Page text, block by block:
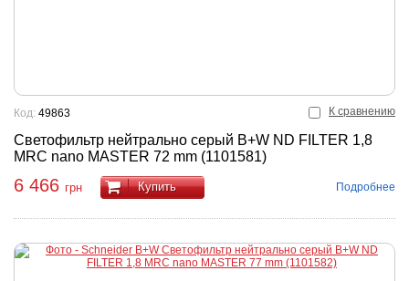
К сравнению
Светофильтр нейтрально серый B+W ND FILTER 1,8
MRC nano MASTER 72 mm (1101581)
Код: 49863
6 466 грн Купить Подробнее